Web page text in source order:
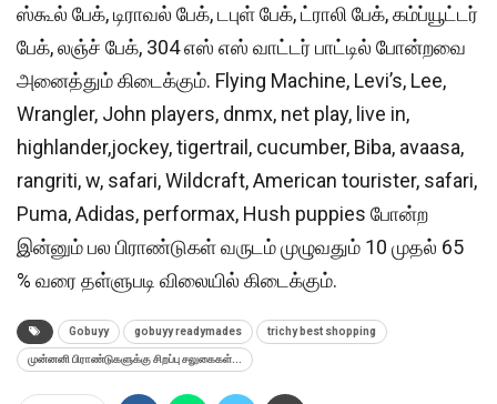
ஸ்கூல் பேக், டிராவல் பேக், டபுள் பேக், ட்ராலி பேக், கம்ப்யூட்டர்
பேக், லஞ்ச் பேக், 304 எஸ் எஸ் வாட்டர் பாட்டில் போன்றவை
அனைத்தும் கிடைக்கும். Flying Machine, Levi’s, Lee,
Wrangler, John players, dnmx, net play, live in,
highlander,jockey, tigertrail, cucumber, Biba, avaasa,
rangriti, w, safari, Wildcraft, American tourister, safari,
Puma, Adidas, performax, Hush puppies போன்ற
இன்னும் பல பிராண்டுகள் வருடம் முழுவதும் 10 முதல் 65
% வரை தள்ளுபடி விலையில் கிடைக்கும்.
Gobuyy gobuyy readymades trichy best shopping
முன்னனி பிராண்டுகளுக்கு சிறப்பு சலுகைகள்...